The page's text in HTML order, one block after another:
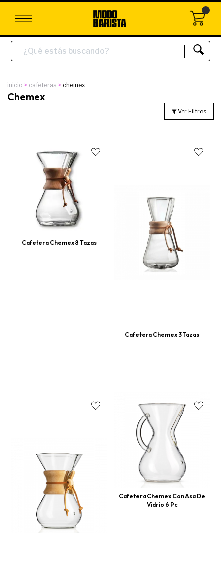
inicio cafeteras chemex
Chemex
Ver Filtros
Cafetera Chemex 8 Tazas
Cafetera Chemex 3 Tazas
Cafetera Chemex Con Asa De
Vidrio 6 Pc